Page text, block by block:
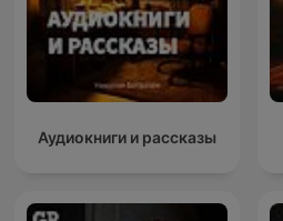
Аудиокниги и рассказы